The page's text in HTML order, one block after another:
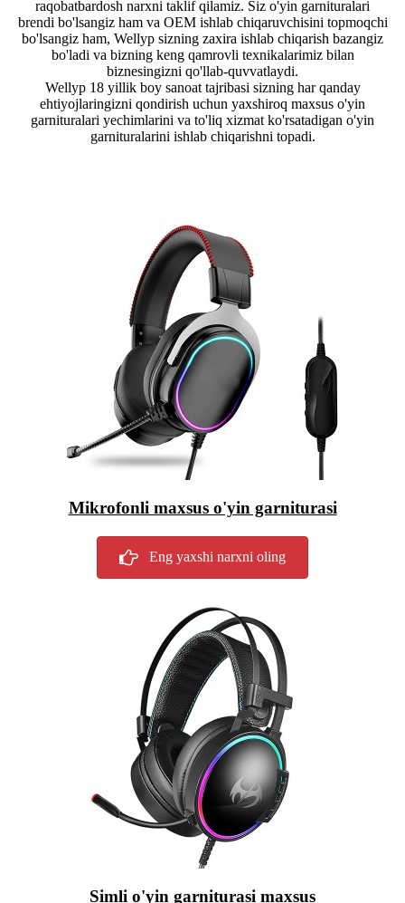
raqobatbardosh narxni taklif qilamiz. Siz o'yin garnituralari
brendi bo'lsangiz ham va OEM ishlab chiqaruvchisini topmoqchi
bo'lsangiz ham, Wellyp sizning zaxira ishlab chiqarish bazangiz
bo'ladi va bizning keng qamrovli texnikalarimiz bilan
biznesingizni qo'llab-quvvatlaydi.
Wellyp 18 yillik boy sanoat tajribasi sizning har qanday
ehtiyojlaringizni qondirish uchun yaxshiroq maxsus o'yin
garnituralari yechimlarini va to'liq xizmat ko'rsatadigan o'yin
garnituralarini ishlab chiqarishni topadi.
Mikrofonli maxsus o'yin garniturasi
Eng yaxshi narxni oling
Simli o'yin garniturasi maxsus